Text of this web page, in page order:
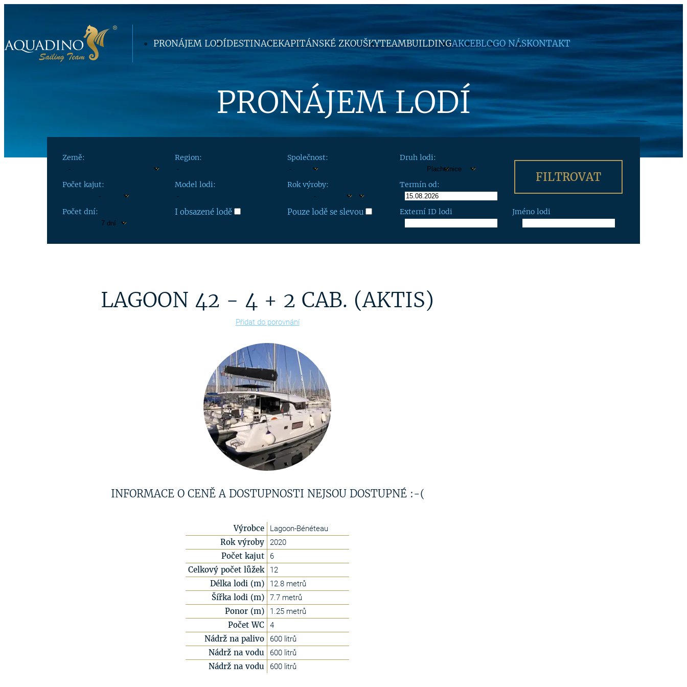
PRONÁJEM LODÍDESTINACEKAPITÁNSKÉ ZKOUŠKYTEAMBUILDINGAKCEBLOGO NÁSKONTAKT
PRONÁJEM LODÍ
Země: Region: Společnost: Druh lodi:
Počet kajut: Model lodi: Rok výroby: Termín od:
Počet dní: I obsazené lodě Pouze lodě se slevou Externí ID lodi Jméno lodi
LAGOON 42 - 4 + 2 CAB. (AKTIS)
Přidat do porovnání
INFORMACE O CENĚ A DOSTUPNOSTI NEJSOU DOSTUPNÉ :-(
Výrobce Lagoon-Bénéteau
Rok výroby 2020
Počet kajut 6
Celkový počet lůžek 12
Délka lodi (m) 12.8 metrů
Šířka lodi (m) 7.7 metrů
Ponor (m) 1.25 metrů
Počet WC 4
Nádrž na palivo 600 litrů
Nádrž na vodu 600 litrů
Nádrž na vodu 600 litrů